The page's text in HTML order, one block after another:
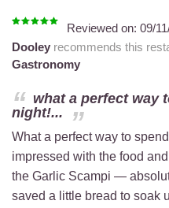
Reviewed on: 09/
Dooley recommends this
Gastronomy
what a perfect way
night!...
What a perfect way to
impressed with the food
the Garlic Scampi —
saved a little bread to soak